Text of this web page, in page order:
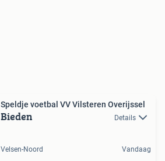
Speldje voetbal VV Vilsteren Overijssel
Bieden Details
Velsen-Noord Vandaag